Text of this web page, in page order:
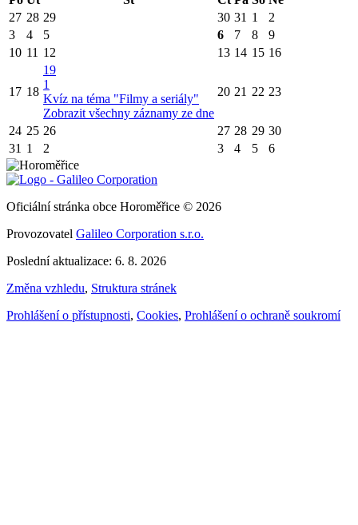
27 28 29 30 31 1
2
3
4 5 6 7 8
9
10 11 12 13 14 15 16
17 18
19
1
Kvíz na téma "Filmy a seriály"
Zobrazit všechny záznamy ze dne
20 21 22 23
24 25 26 27 28 29 30
31 1 2 3 4 5 6
Oficiální stránka obce Horoměřice © 2026
Provozovatel Galileo Corporation s.r.o.
Poslední aktualizace: 6. 8. 2026
Změna vzhledu, Struktura stránek
Prohlášení o přístupnosti, Cookies, Prohlášení o ochraně soukromí